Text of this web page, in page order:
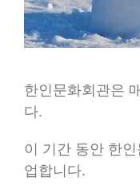
한인문화회관은
다.
이 기간 동안 한
업합니다.